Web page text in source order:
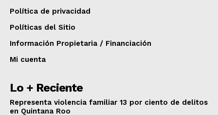
Política de privacidad
Políticas del Sitio
Información Propietaria / Financiación
Mi cuenta
Lo + Reciente
Representa violencia familiar 13 por ciento de delitos
en Quintana Roo